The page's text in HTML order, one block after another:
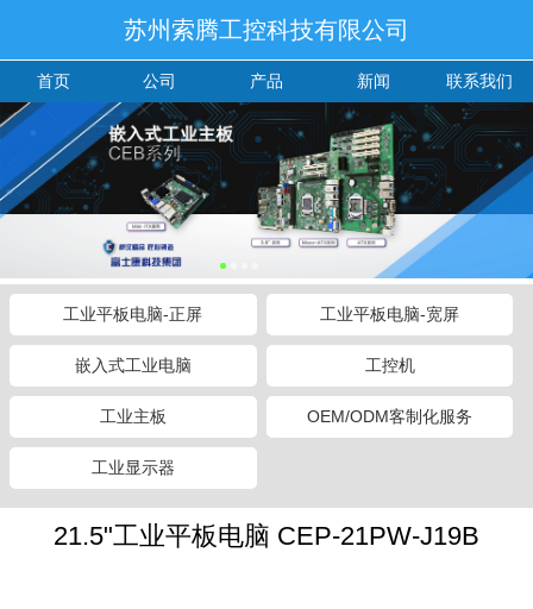
苏州索腾工控科技有限公司
首页 公司 产品 新闻 联系我们
工业平板电脑-正屏 工业平板电脑-宽屏
嵌入式工业电脑 工控机
工业主板 OEM/ODM客制化服务
工业显示器
21.5"工业平板电脑 CEP-21PW-J19B